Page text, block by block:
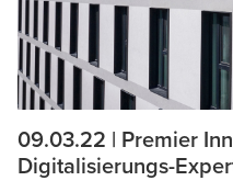
09.03.22 | Premier
Digitalisierungs-